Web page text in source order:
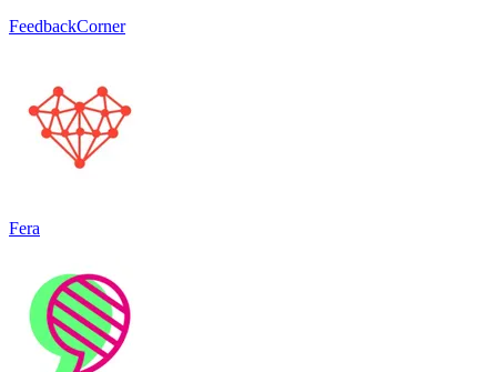
FeedbackCorner
Fera